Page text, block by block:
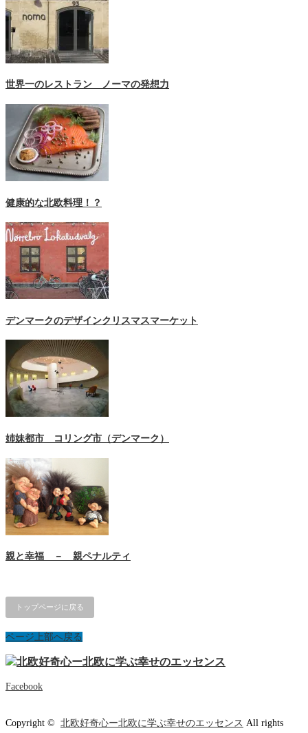
世界一のレストラン ノーマの発想力
健康的な北欧料理！？
デンマークのデザインクリスマスマーケット
姉妹都市 コリング市（デンマーク）
親と幸福 － 親ペナルティ
トップページに戻る
ページ上部へ戻る
Facebook
Copyright © 北欧好奇心ー北欧に学ぶ幸せのエッセンス All rights